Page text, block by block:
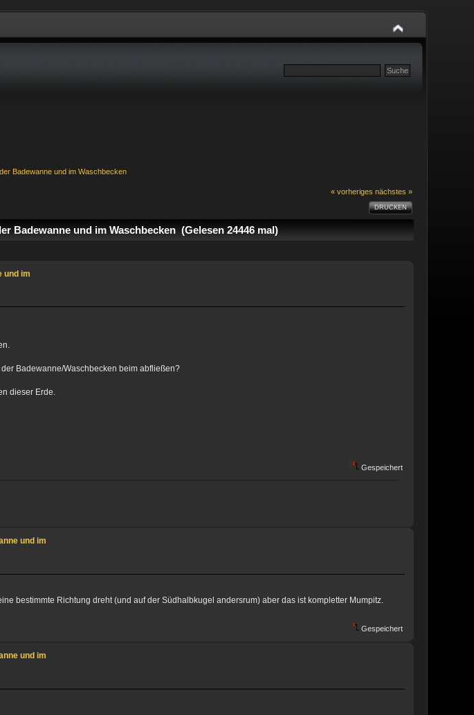
Badewanne und im Waschbecken
« vorheriges nächstes »
DRUCKEN
Badewanne und im Waschbecken (Gelesen 24446 mal)
und im
Badewanne/Waschbecken beim abfließen?
dieser Erde.
Gespeichert
und im
bestimmte Richtung dreht (und auf der Südhalbkugel andersrum) aber das ist kompletter Mumpitz.
Gespeichert
und im